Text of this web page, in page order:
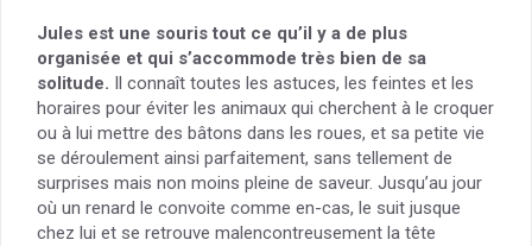
Jules est une souris tout ce qu’il y a de plus
organisée et qui s’accommode très bien de sa
solitude. Il connaît toutes les astuces, les feintes et les
horaires pour éviter les animaux qui cherchent à le croquer
ou à lui mettre des bâtons dans les roues, et sa petite vie
se déroulement ainsi parfaitement, sans tellement de
surprises mais non moins pleine de saveur. Jusqu’au jour
où un renard le convoite comme en-cas, le suit jusque
chez lui et se retrouve malencontreusement la tête